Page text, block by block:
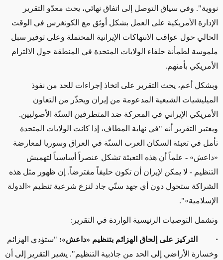
نووية". وفي سياق التوصل إلى اتفاق نهائي، يحث معدّو التقرير
الإدارة الأمريكية على العمل بشكل أوثق مع الكونغرس في الوقت
الحالي حول عواقب الانتهاكات الإيرانية المحتملة وعلى توفير سبل
ملموسة لطمأنة حلفاء الولايات المتحدة في المنطقة حول الالتزام
الأمريكي بأمنهم.
وبشكل أعم، يحث التقرير على اتخاذ إجراءات للحد من نفوذ
الميليشيات الشيعية المدعومة من إيران ويحذّر من التعاون
الأمريكي الإيراني في المعركة ضد المتطرفين السنّة الأصوليين.
ويعتبر التقرير أنه "في نهاية المطاف، إذا كانت الولايات المتحدة
تأمل في تعبئة السكان العرب السنّة في العراق وسوريا لمعارضة
«داعش» - علماً أن هذه التعبئة تشكل عنصراً أساسياً لتهميش
التنظيم - لا يمكن لإيران أن تكون حليفاً مفترضاً. إن ظهور مثل هذه
الشراكة ستحول دون أي جهد سنّي جاد لنزع شرعية تنظيم «الدولة
الإسلامية»".
وتشمل التوصيات الرئيسية الواردة في التقرير:
· التركيز على إلحاق الهزائم بتنظيم «داعش»: "ستؤدي الهزائم
وخسارة الأراضي إلى الحد من جاذبية التنظيم". يشير التقرير إلى أن